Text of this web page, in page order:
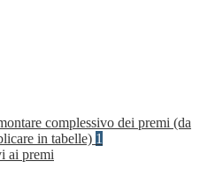
complessivo dei premi (da
in tabelle) 1
ai premi